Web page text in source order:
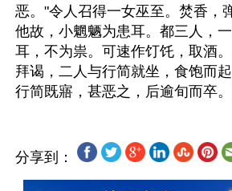
恶。"令人召得一女巫至。焚香，
他故，小魍魉为患耳。都三人，
耳，不为祟。可速作饤饦，取酒
拜谒，二人与行简就坐，食饱而起
分享到：